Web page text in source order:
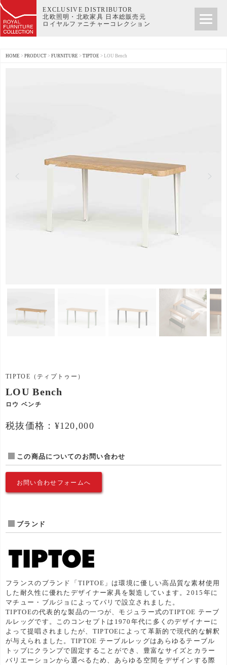
EXCLUSIVE DISTRIBUTOR
北欧照明・北欧家具 日本総販売元
ロイヤルファニチャーコレクション
HOME > PRODUCT > FURNITURE > TIPTOE > LOU Bench
TIPTOE（ティプトゥー）
LOU Bench
ロウ ベンチ
税抜価格：¥120,000
この商品についてのお問い合わせ
お問い合わせフォームへ
ブランド
フランスのブランド「TIPTOE」は環境に優しい高品質な素材使用
した耐久性に優れたデザイナー家具を製造しています。2015年に
マチュー・ブルジョによってパリで設立されました。
TIPTOEの代表的な製品の一つが、モジュラー式のTIPTOE テーブ
ルレッグです。このコンセプトは1970年代に多くのデザイナーに
よって提唱されましたが、TIPTOEによって革新的で現代的な解釈
が与えられました。TIPTOE テーブルレッグはあらゆるテーブル
トップにクランプで固定することができ、豊富なサイズとカラー
バリエーションから選べるため、あらゆる空間をデザインする際